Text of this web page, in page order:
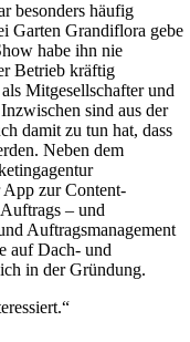
besonders häufig
Garten Grandiflora gebe
habe ihn nie
Betrieb kräftig
Mitgesellschafter und
sind aus der
damit zu tun hat, dass
Neben dem
zur Content-
– und
Auftragsmanagement
auf Dach- und
in der Gründung.